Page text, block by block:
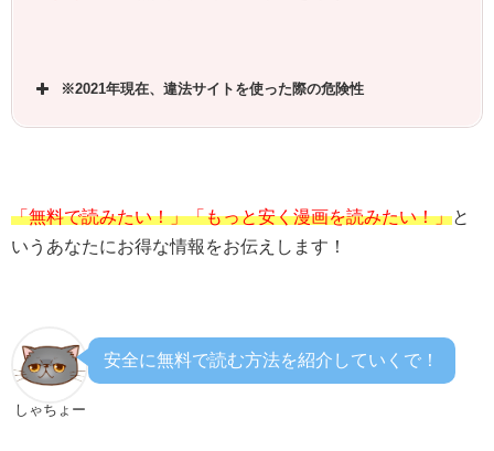
※2021年現在、違法サイトを使った際の危険性
「無料で読みたい！」「もっと安く漫画を読みたい！」と
いうあなたにお得な情報をお伝えします！
しゃちょー
安全に無料で読む方法を紹介していくで！